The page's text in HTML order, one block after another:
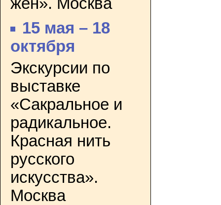
15 мая – 18
октября
Экскурсии по
выставке
«Сакральное и
радикальное.
Красная нить
русского
искусства».
Москва